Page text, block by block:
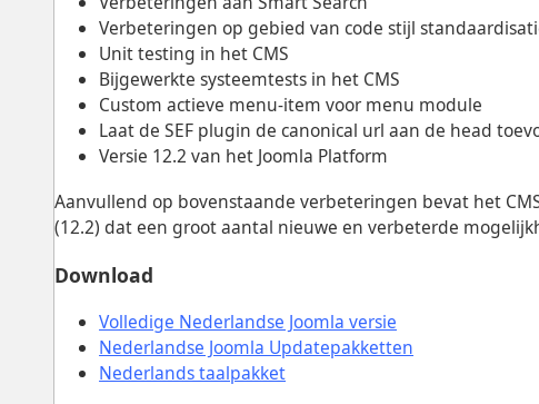
Verbeteringen op gebied van code stijl
Unit testing in het CMS
Bijgewerkte systeemtests in het CMS
Custom actieve menu-item voor menu module
Laat de SEF plugin de canonical url aan de head
Versie 12.2 van het Joomla Platform
Aanvullend op bovenstaande verbeteringen bevat het
(12.2) dat een groot aantal nieuwe en verbeterde
Download
Volledige Nederlandse Joomla versie
Nederlandse Joomla Updatepakketten
Nederlands taalpakket